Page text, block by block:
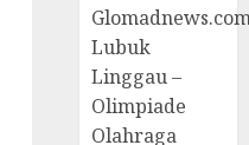
Lubuk
Linggau –
Olimpiade
Olahraga